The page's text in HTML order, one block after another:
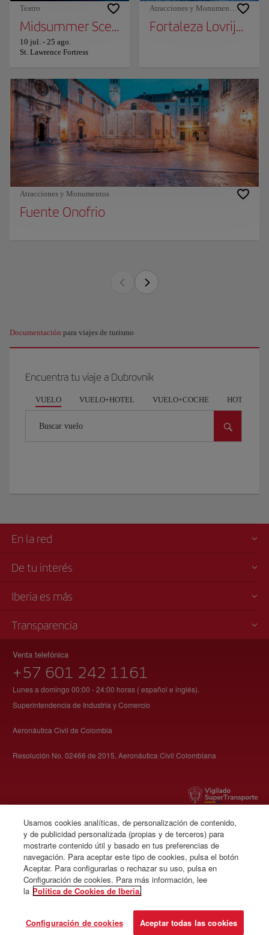
Teatro
Midsummer Scene
10 jul. - 25 ago.
St. Lawrence Fortress
Atracciones y Monumentos
Fortaleza Lovrijenac
Atracciones y Monumentos
Fuente Onofrio
Documentación para viajes de turismo
Encuentra tu viaje a Dubrovnik
VUELO VUELO+HOTEL VUELO+COCHE HOTEL
Buscar vuelo
En la red
De tu interés
Iberia es más
Transparencia
Venta telefónica
+57 601 242 1161
Lunes a domingo 00:00 - 24:00 horas ( español e inglés).
Superintendencia de Industria y Comercio
Aeronáutica Civil de Colombia
Resolución No. 02466 de 2015, Aeronáutica Civil Colombiana
© Iberia 2026
Usamos cookies analíticas, de personalización de contenido,
y de publicidad personalizada (propias y de terceros) para
mostrarte contenido útil y basado en tus preferencias de
navegación. Para aceptar este tipo de cookies, pulsa el botón
Aceptar. Para configurarlas o rechazar su uso, pulsa en
Configuración de cookies. Para más información, lee
la Política de Cookies de Iberia.
Configuración de cookies Aceptar todas las cookies